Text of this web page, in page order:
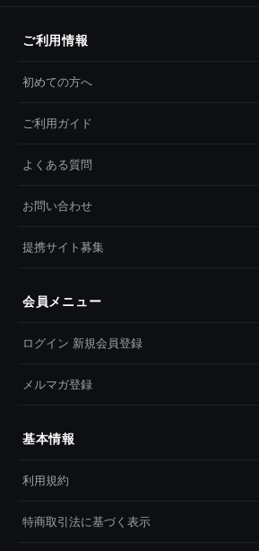
ご利用情報
初めての方へ
ご利用ガイド
よくある質問
お問い合わせ
提携サイト募集
会員メニュー
ログイン 新規会員登録
メルマガ登録
基本情報
利用規約
特商取引法に基づく表示